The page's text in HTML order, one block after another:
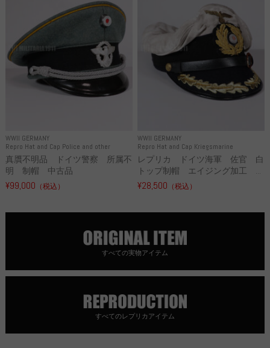
WWII GERMANY
Repro Hat and Cap Police and other
真贋不明品 ドイツ警察 所属不
明 制帽 中古品
¥99,000 （税込）
WWII GERMANY
Repro Hat and Cap Kriegsmarine
レプリカ ドイツ海軍 佐官 白
トップ制帽 エイジング加工 ...
¥28,500 （税込）
すべての実物アイテム
すべてのレプリカアイテム